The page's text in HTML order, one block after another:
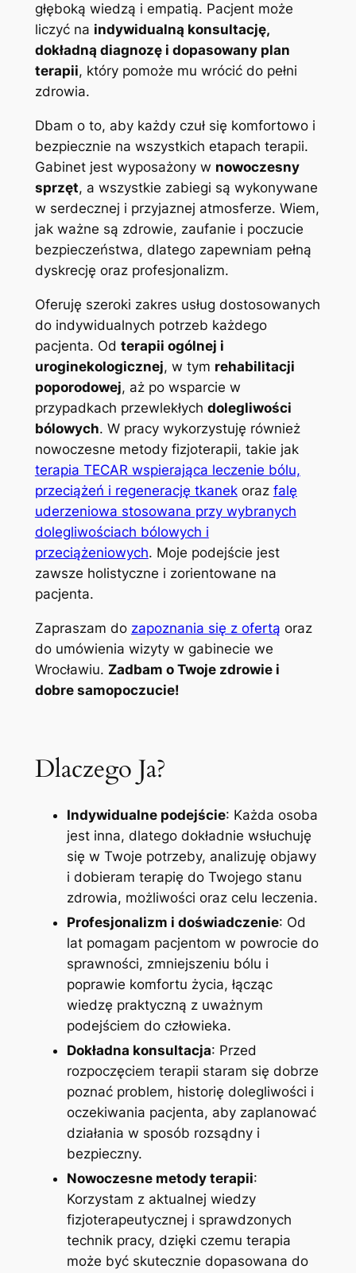
głęboką wiedzą i empatią. Pacjent może
liczyć na indywidualną konsultację,
dokładną diagnozę i dopasowany plan
terapii, który pomoże mu wrócić do pełni
zdrowia.
Dbam o to, aby każdy czuł się komfortowo i
bezpiecznie na wszystkich etapach terapii.
Gabinet jest wyposażony w nowoczesny
sprzęt, a wszystkie zabiegi są wykonywane
w serdecznej i przyjaznej atmosferze. Wiem,
jak ważne są zdrowie, zaufanie i poczucie
bezpieczeństwa, dlatego zapewniam pełną
dyskrecję oraz profesjonalizm.
Oferuję szeroki zakres usług dostosowanych
do indywidualnych potrzeb każdego
pacjenta. Od terapii ogólnej i
uroginekologicznej, w tym rehabilitacji
poporodowej, aż po wsparcie w
przypadkach przewlekłych dolegliwości
bólowych. W pracy wykorzystuję również
nowoczesne metody fizjoterapii, takie jak
terapia TECAR wspierająca leczenie bólu,
przeciążeń i regenerację tkanekoraz falę
uderzeniowa stosowana przy wybranych
dolegliwościach bólowych i
przeciążeniowych. Moje podejście jest
zawsze holistyczne i zorientowane na
pacjenta.
Zapraszam do zapoznania się z ofertą oraz
do umówienia wizyty w gabinecie we
Wrocławiu. Zadbam o Twoje zdrowie i
dobre samopoczucie!
Dlaczego Ja?
Indywidualne podejście: Każda osoba
jest inna, dlatego dokładnie wsłuchuję
się w Twoje potrzeby, analizuję objawy
i dobieram terapię do Twojego stanu
zdrowia, możliwości oraz celu leczenia.
Profesjonalizm i doświadczenie: Od
lat pomagam pacjentom w powrocie do
sprawności, zmniejszeniu bólu i
poprawie komfortu życia, łącząc
wiedzę praktyczną z uważnym
podejściem do człowieka.
Dokładna konsultacja: Przed
rozpoczęciem terapii staram się dobrze
poznać problem, historię dolegliwości i
oczekiwania pacjenta, aby zaplanować
działania w sposób rozsądny i
bezpieczny.
Nowoczesne metody terapii:
Korzystam z aktualnej wiedzy
fizjoterapeutycznej i sprawdzonych
technik pracy, dzięki czemu terapia
może być skutecznie dopasowana do